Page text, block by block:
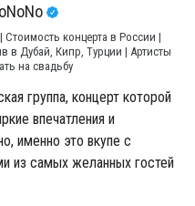
концерта в России |
в Дубай, Кипр, Турции | Артисты
на свадьбу
группа, концерт которой
впечатления и
именно это вкупе с
из самых желанных гостей